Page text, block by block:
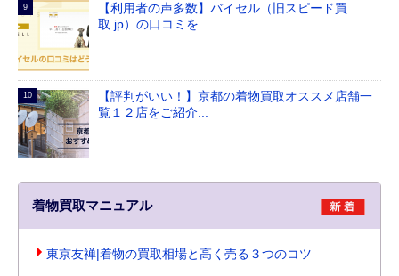
【利用者の声多数】バイセル（旧スピード買
取.jp）の口コミを...
【評判がいい！】京都の着物買取オススメ店舗一
覧１２店をご紹介...
着物買取マニュアル
東京友禅|着物の買取相場と高く売る３つのコツ